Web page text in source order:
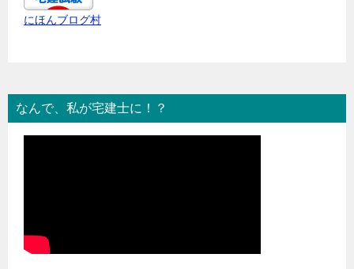
にほんブログ村
なんで、私が宅建士に！？